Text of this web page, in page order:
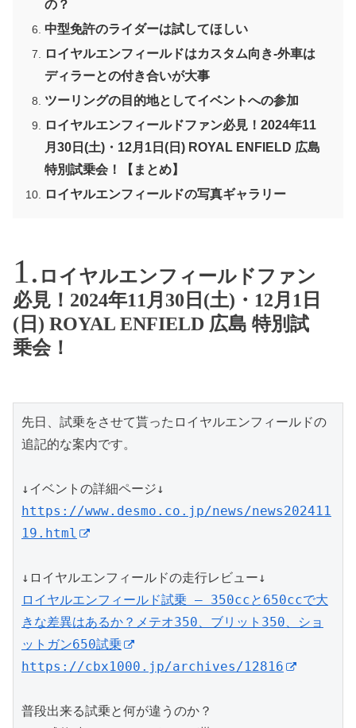
の？
中型免許のライダーは試してほしい
ロイヤルエンフィールドはカスタム向き-外車は
ディラーとの付き合いが大事
ツーリングの目的地としてイベントへの参加
ロイヤルエンフィールドファン必見！2024年11
月30日(土)・12月1日(日) ROYAL ENFIELD 広島
特別試乗会！【まとめ】
ロイヤルエンフィールドの写真ギャラリー
ロイヤルエンフィールドファン
必見！2024年11月30日(土)・12月1日
(日) ROYAL ENFIELD 広島 特別試
乗会！
先日、試乗をさせて貰ったロイヤルエンフィールドの
追記的な案内です。
↓イベントの詳細ページ↓
https://www.desmo.co.jp/news/news202411
19.html
↓ロイヤルエンフィールドの走行レビュー↓
ロイヤルエンフィールド試乗 – 350ccと650ccで大
きな差異はあるか？メテオ350、ブリット350、ショ
ットガン650試乗
https://cbx1000.jp/archives/12816
普段出来る試乗と何が違うのか？